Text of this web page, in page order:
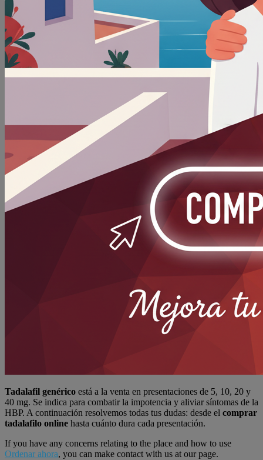
Tadalafil genérico está a la venta en presentaciones de 5, 10, 20 y
40 mg. Se indica para combatir la impotencia y aliviar síntomas de la
HBP. A continuación resolvemos todas tus dudas: desde el comprar
tadalafilo online hasta cuánto dura cada presentación.
If you have any concerns relating to the place and how to use
Ordenar ahora, you can make contact with us at our page.